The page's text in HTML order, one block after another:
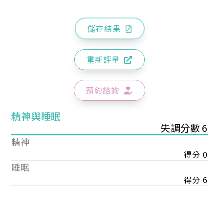
儲存結果
重新評量
預約諮詢
精神與睡眠
失調分數 6
精神
得分 0
睡眠
得分 6